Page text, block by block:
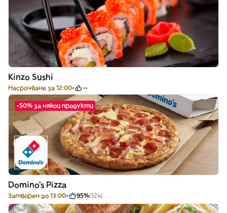
Kinzo Sushi
Насрочване за 12:00 --
-50% за някои продукти
Domino's Pizza
Затворен до 13:00 95%(124)